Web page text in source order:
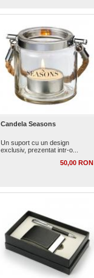
Candela Seasons
Un suport cu un design
exclusiv, prezentat intr-o...
50,00 RON